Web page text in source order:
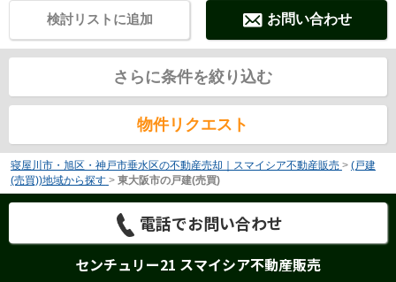
お問い合わせ
検討リストに追加
さらに条件を絞り込む
物件リクエスト
寝屋川市・旭区・神戸市垂水区の不動産売却｜スマイシア不動産販売 > (戸建
(売買))地域から探す > 東大阪市の戸建(売買)
電話でお問い合わせ
センチュリー21 スマイシア不動産販売